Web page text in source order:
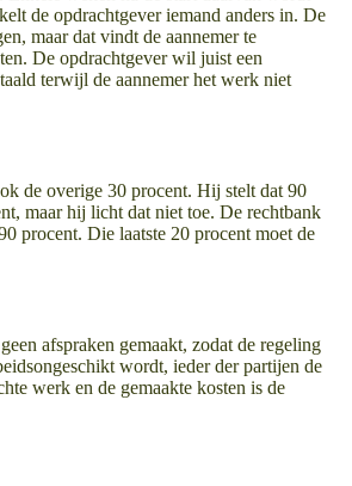
de opdrachtgever iemand anders in. De
maar dat vindt de aannemer te
De opdrachtgever wil juist een
terwijl de aannemer het werk niet
de overige 30 procent. Hij stelt dat 90
maar hij licht dat niet toe. De rechtbank
procent. Die laatste 20 procent moet de
afspraken gemaakt, zodat de regeling
wordt, ieder der partijen de
werk en de gemaakte kosten is de